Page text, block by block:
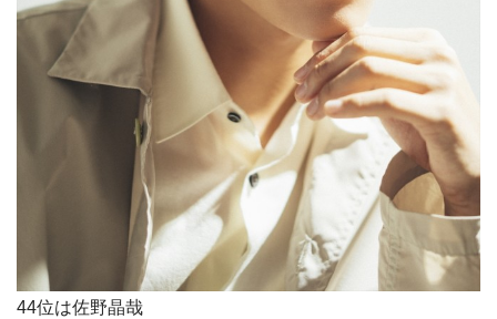
44位は佐野晶哉